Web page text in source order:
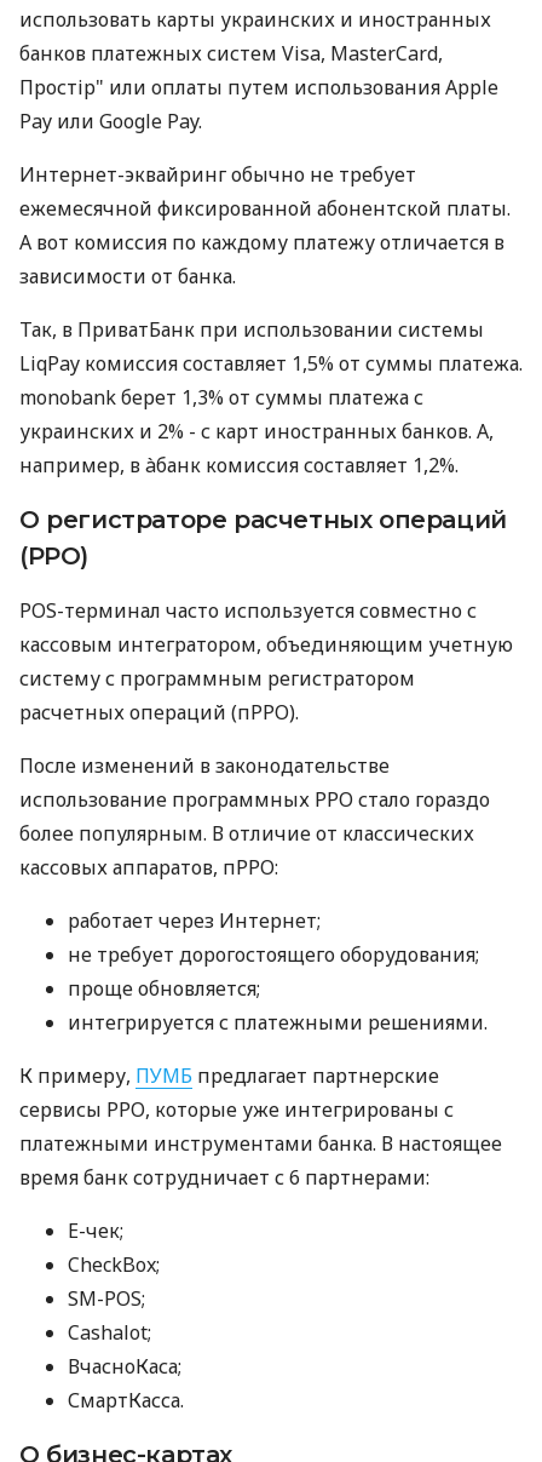
использовать карты украинских и иностранных
банков платежных систем Visa, MasterCard,
Простір" или оплаты путем использования Apple
Pay или Google Pay.
Интернет-эквайринг обычно не требует
ежемесячной фиксированной абонентской платы.
А вот комиссия по каждому платежу отличается в
зависимости от банка.
Так, в ПриватБанк при использовании системы
LiqPay комиссия составляет 1,5% от суммы платежа.
monobank берет 1,3% от суммы платежа с
украинских и 2% - с карт иностранных банков. А,
например, в àбанк комиссия составляет 1,2%.
О регистраторе расчетных операций
(РРО)
POS-терминал часто используется совместно с
кассовым интегратором, объединяющим учетную
систему с программным регистратором
расчетных операций (пРРО).
После изменений в законодательстве
использование программных РРО стало гораздо
более популярным. В отличие от классических
кассовых аппаратов, пРРО:
работает через Интернет;
не требует дорогостоящего оборудования;
проще обновляется;
интегрируется с платежными решениями.
К примеру, ПУМБ предлагает партнерские
сервисы РРО, которые уже интегрированы с
платежными инструментами банка. В настоящее
время банк сотрудничает с 6 партнерами:
E-чек;
CheckBox;
SM-POS;
Cashalot;
ВчасноКаса;
СмартКасса.
О бизнес-картах